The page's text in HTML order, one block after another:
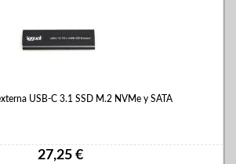
USB-C 3.1 SSD M.2 NVMe y SATA
27,25 €